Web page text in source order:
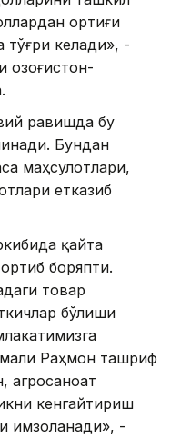
ортиғи
тўғри келади», -
Қозоғистон-
равишда бу
Бундан
маҳсулотлари,
етказиб
қайта
боряпти.
товар
бўлиши
Раҳмон ташриф
агросаноат
кенгайтириш
имзоланади», -